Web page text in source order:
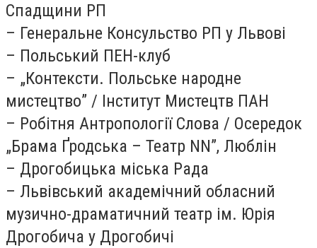
Спадщини РП
– Генеральне Консульство РП у Львові
– Польський ПЕН-клуб
– „Контексти. Польське народне
мистецтво” / Інститут Мистецтв ПАН
– Робітня Антропології Слова / Осередок
„Брама Ґродська – Театр NN”, Люблін
– Дрогобицька міська Рада
– Львівський академічний обласний
музично-драматичний театр ім. Юрія
Дрогобича у Дрогобичі